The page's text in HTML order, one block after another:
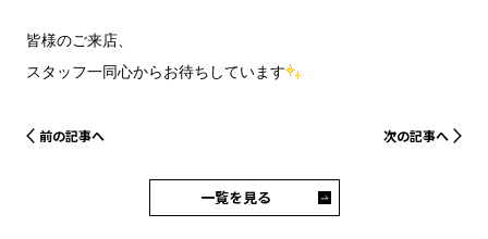
皆様のご来店、
スタッフ一同心からお待ちしています
前の記事へ
一覧を見る
次の記事へ